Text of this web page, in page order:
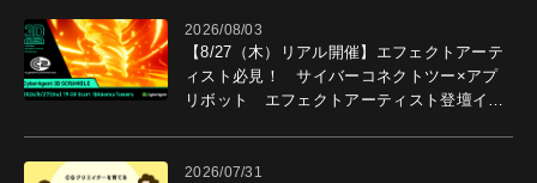
2026/08/03
【8/27（木）リアル開催】エフェクトアーテ
ィスト必見！ サイバーコネクトツー×アプ
リボット エフェクトアーティスト登壇イベ
2026/07/31